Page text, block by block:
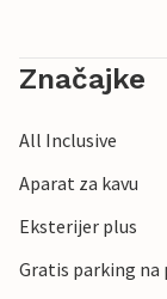
plaže udaljeni
Značajke
All Inclusive
Aparat za kavu
Eksterijer plus
Gratis parking na